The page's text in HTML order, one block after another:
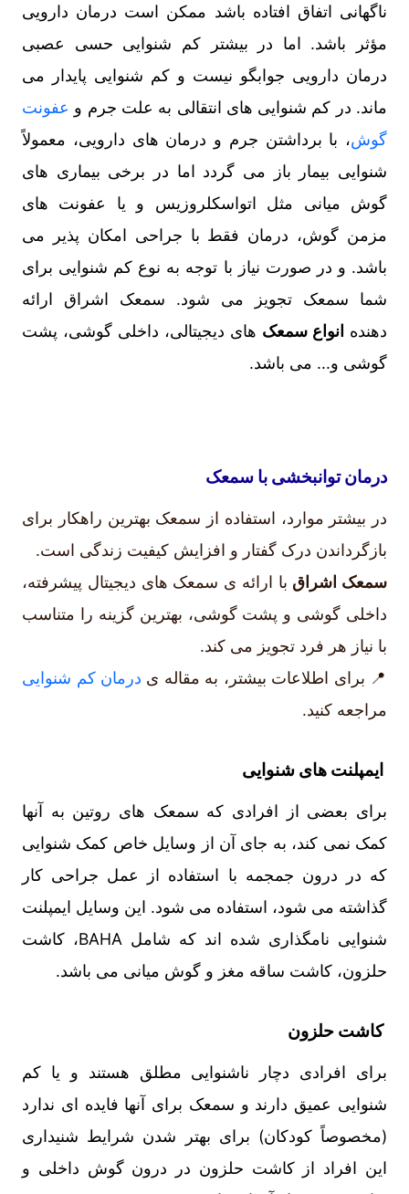
ناگهانی اتفاق افتاده باشد ممکن است درمان دارویی
مؤثر باشد. اما در بیشتر کم شنوایی حسی عصبی
درمان دارویی جوابگو نیست و کم شنوایی پایدار می
ماند. در کم شنوایی های انتقالی به علت جرم و عفونت
گوش، با برداشتن جرم و درمان های دارویی، معمولاً
شنوایی بیمار باز می گردد اما در برخی بیماری های
گوش میانی مثل اتواسکلروزیس و یا عفونت های
مزمن گوش، درمان فقط با جراحی امکان پذیر می
باشد. و در صورت نیاز با توجه به نوع کم شنوایی برای
شما سمعک تجویز می شود. سمعک اشراق ارائه
دهنده انواع سمعک های دیجیتالی، داخلی گوشی، پشت
گوشی و... می باشد.
درمان توانبخشی با سمعک
در بیشتر موارد، استفاده از سمعک بهترین راهکار برای
بازگرداندن درک گفتار و افزایش کیفیت زندگی است.
سمعک اشراق با ارائه ی سمعک های دیجیتال پیشرفته،
داخلی گوشی و پشت گوشی، بهترین گزینه را متناسب
با نیاز هر فرد تجویز می کند.
📍 برای اطلاعات بیشتر، به مقاله ی درمان کم شنوایی
مراجعه کنید.
ایمپلنت های شنوایی
برای بعضی از افرادی که سمعک های روتین به آنها
کمک نمی کند، به جای آن از وسایل خاص کمک شنوایی
که در درون جمجمه با استفاده از عمل جراحی کار
گذاشته می شود، استفاده می شود. این وسایل ایمپلنت
شنوایی نامگذاری شده اند که شامل BAHA، کاشت
حلزون، کاشت ساقه مغز و گوش میانی می باشد.
کاشت حلزون
برای افرادی دچار ناشنوایی مطلق هستند و یا کم
شنوایی عمیق دارند و سمعک برای آنها فایده ای ندارد
(مخصوصاً کودکان) برای بهتر شدن شرایط شنیداری
این افراد از کاشت حلزون در درون گوش داخلی و